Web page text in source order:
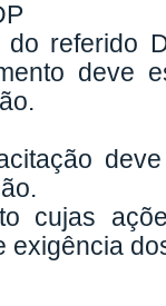
referido
deve
cujas
exigência